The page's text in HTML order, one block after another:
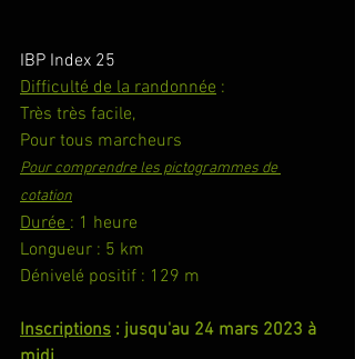
IBP Index 25
Difficulté de la randonnée :
Très très facile,
Pour tous marcheurs
Pour comprendre les pictogrammes de
cotation
Durée : 1 heure
Longueur : 5 km
Dénivelé positif : 129 m
Inscriptions : jusqu'au 24 mars 2023 à